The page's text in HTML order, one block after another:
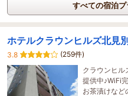
すべての宿泊プ
ホテルクラウンヒルズ北見
3.8
(259件)
クラウンヒル
提供中♪WiFi
お茶漬けなど